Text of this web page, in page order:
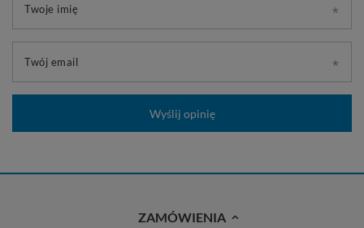
Twoje imię
Twój email
Wyślij opinię
ZAMÓWIENIA